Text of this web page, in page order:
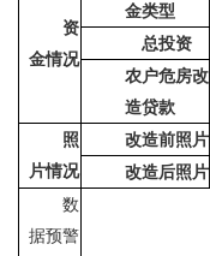
资
金情况
金类型
总投资
农户危房改
造贷款
照
片情况
改造前照片
改造后照片
数
据预警